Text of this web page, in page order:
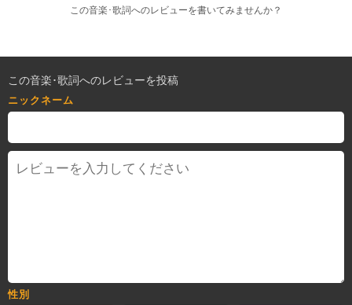
この音楽･歌詞へのレビューを書いてみませんか？
この音楽･歌詞へのレビューを投稿
ニックネーム
性別